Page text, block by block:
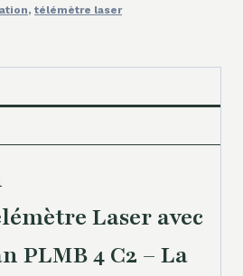
, télémètre laser
Laser avec
PLMB 4 C2 – La